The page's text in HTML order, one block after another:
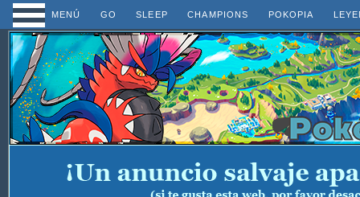
MENÚ GO SLEEP CHAMPIONS POKOPIA